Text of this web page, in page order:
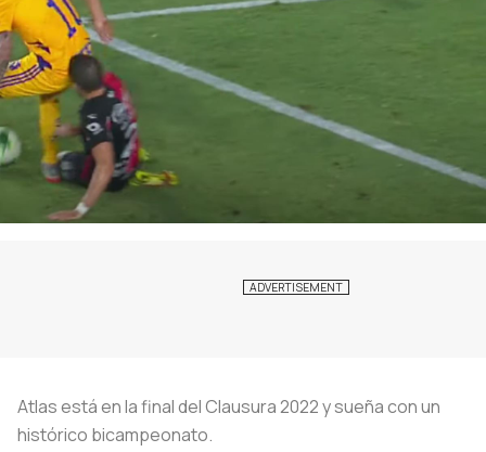
Atlas está en la final del Clausura 2022 y sueña con un
histórico bicampeonato.